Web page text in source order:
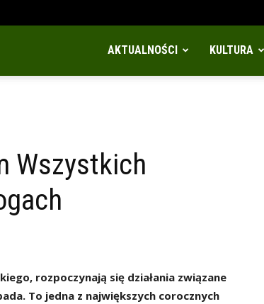
AKTUALNOŚCI KULTURA
Wszystkich
rozpoczynają się działania związane
To jedna z największych corocznych